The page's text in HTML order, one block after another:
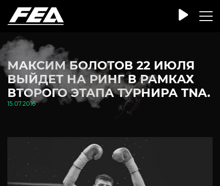
МАКСИМ БОЛОТОВ 22 ИЮЛЯ
ВЫЙДЕТ НА РИНГ В РАМКАХ
ВТОРОГО ЭТАПА ТУРНИРА TNA.
15.07.2016